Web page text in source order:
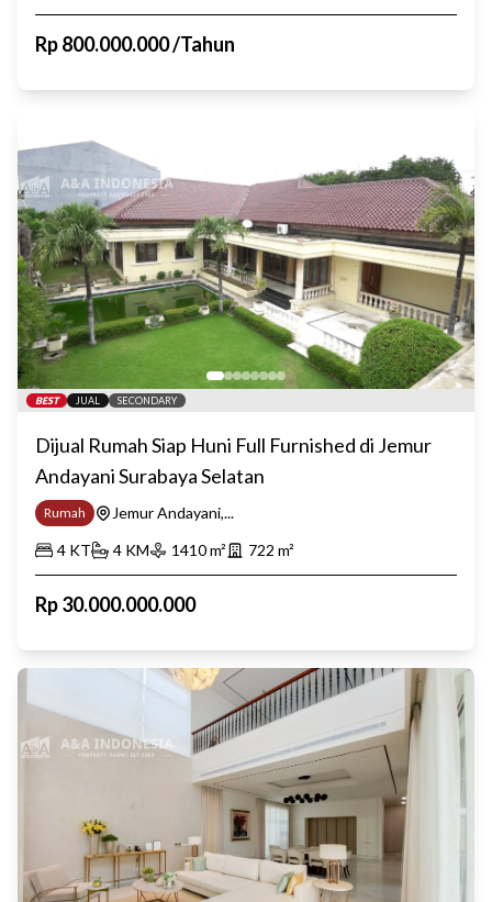
Rp800.000.000/Tahun
BEST JUAL SECONDARY
Dijual Rumah Siap Huni Full Furnished di Jemur
Andayani Surabaya Selatan
Rumah
Jemur Andayani,...
4 KT 4 KM 1410m² 722 m²
Rp30.000.000.000